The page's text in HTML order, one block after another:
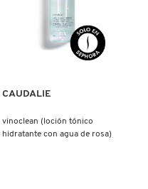
Ver más
CAUDALIE
vinoclean (loción tónico
hidratante con agua de rosa)